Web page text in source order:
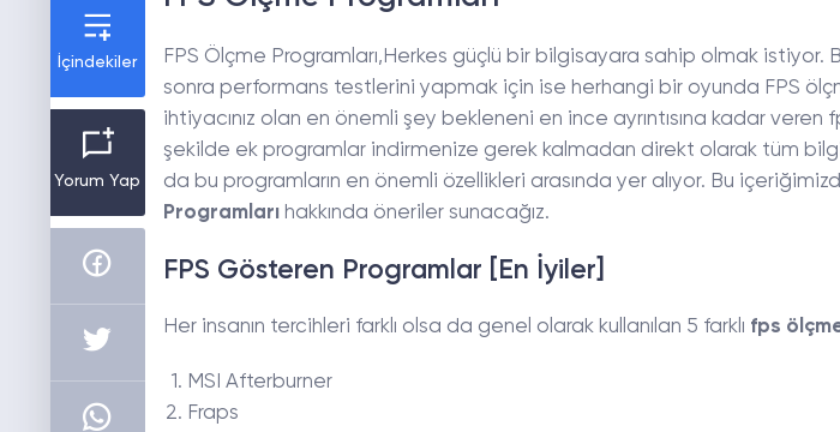
İçindekiler
Yorum Yap
FPS Ölçme Programları,Herkes güçlü bir bilgisayara sahip olmak
sonra performans testlerini yapmak için ise herhangi bir oyunda FPS
ihtiyacınız olan en önemli şey bekleneni en ince ayrıntısına kadar veren
şekilde ek programlar indirmenize gerek kalmadan direkt olarak tüm
da bu programların en önemli özellikleri arasında yer alıyor. Bu
Programlarıhakkında öneriler sunacağız.
FPS Gösteren Programlar [En İyiler]
Her insanın tercihleri farklı olsa da genel olarak kullanılan 5 farklı fps
MSI Afterburner
Fraps